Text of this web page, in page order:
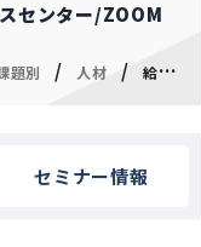
センター/ZOOM
題別 / 人材 / 給食会社でたった3か月でつくる採用評価の仕組みセミナー
セミナー情報